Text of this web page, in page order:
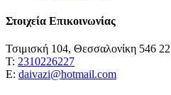
Στοιχεία Επικοινωνίας
Τσιμισκή 104, Θεσσαλονίκη 546 22
Τ: 2310226227
Ε: daivazi@hotmail.com